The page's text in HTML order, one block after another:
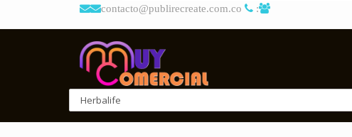
contacto@publirecreate.com.co :